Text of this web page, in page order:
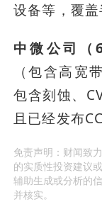
设备等，覆盖
中微公司（
（包含高宽
包含刻蚀、
且已经发布
免责声明：财闻致
的实质性投资建议
辅助生成或分析的
并核实。